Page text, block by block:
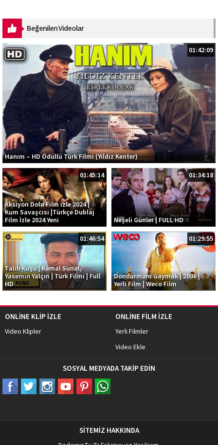
Beğenilen Videolar
01:42:09
Hanım – HD Ödüllü Türk Filmi (Yıldız Kenter)
01:45:14
Aksiyon Dolu Film izle 2024 |
Kum Savaşcısı |Türkçe Dublaj
Film İzle 2024 Yeni
01:34:18
Neşeli Günler | FULL HD
01:46:54
Talih Kuşu | Kemal Sunal,
Yasemin Yalçın | Türk Filmi | Full
HD
01:29:55
Dondurmam Gaymak | 2006 |
Yerli Film | Weco Film
ONLİNE KLİP İZLE
Video Klipler
ONLİNE FİLM İZLE
Yerli Filmler
Video Ekle
SOSYAL MEDYADA TAKİP EDİN
SİTEMİZ HAKKINDA